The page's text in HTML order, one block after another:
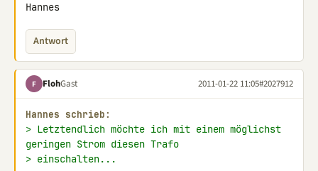
Hannes
Antwort
F FlohGast 2011-01-22 11:05#2027912
Hannes schrieb:
> Letztendlich möchte ich mit einem möglichst
geringen Strom diesen Trafo
> einschalten...